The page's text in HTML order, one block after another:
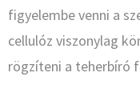
figyelembe venni a
cellulóz viszonylag
rögzíteni a teherbíró